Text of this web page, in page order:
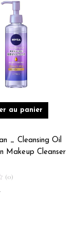
au panier
_ Cleansing Oil
Makeup Cleanser
(0)